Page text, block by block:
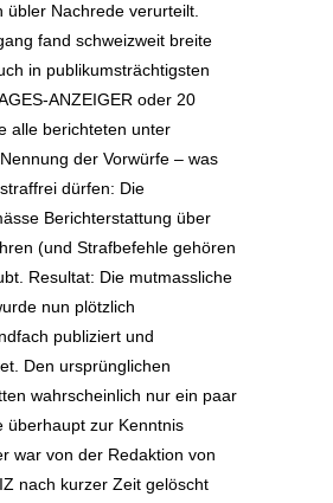
übler Nachrede verurteilt.
fand schweizweit breite
in publikumsträchtigsten
ANZEIGER oder 20
alle berichteten unter
der Vorwürfe – was
dürfen: Die
Berichterstattung über
(und Strafbefehle gehören
Resultat: Die mutmassliche
nun plötzlich
publiziert und
Den ursprünglichen
wahrscheinlich nur ein paar
überhaupt zur Kenntnis
war von der Redaktion von
nach kurzer Zeit gelöscht